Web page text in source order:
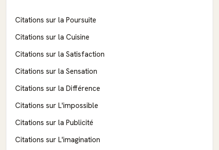
Citations sur la Poursuite
Citations sur la Cuisine
Citations sur la Satisfaction
Citations sur la Sensation
Citations sur la Différence
Citations sur L'impossible
Citations sur la Publicité
Citations sur L'imagination